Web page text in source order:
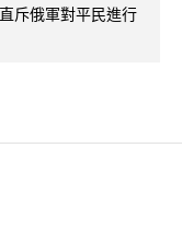
斥俄軍對平民進行